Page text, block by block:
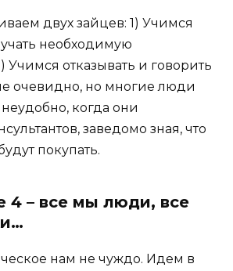
двух зайцев: 1) Учимся
необходимую
отказывать и говорить
не очевидно, но многие люди
когда они
заведомо зная, что
покупать.
4 – все мы люди, все
нам не чуждо. Идем в